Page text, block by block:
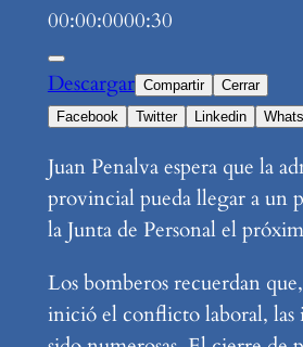
00:00:0000:30
Descargar Compartir
Cerrar
Facebook
Twitter Linkedin
Juan Penalva espera que la
provincial pueda llegar a un
la Junta de Personal el
Los bomberos recuerdan
inició el conflicto laboral, las